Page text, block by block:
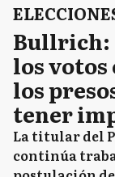
Bullrich:
los votos
los
tener
La titular del
continúa